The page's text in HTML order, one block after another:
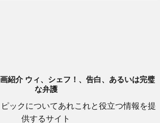
紹介 ウィ、シェフ！、告白、あるいは完璧
な弁護
ックについてあれこれと役立つ情報を提
供するサイト